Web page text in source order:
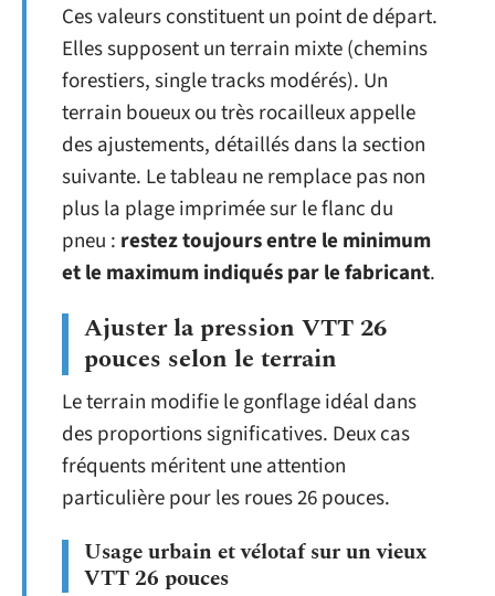
Ces valeurs constituent un point de départ.
Elles supposent un terrain mixte (chemins
forestiers, single tracks modérés). Un
terrain boueux ou très rocailleux appelle
des ajustements, détaillés dans la section
suivante. Le tableau ne remplace pas non
plus la plage imprimée sur le flanc du
pneu : restez toujours entre le minimum
et le maximum indiqués par le fabricant.
Ajuster la pression VTT 26
pouces selon le terrain
Le terrain modifie le gonflage idéal dans
des proportions significatives. Deux cas
fréquents méritent une attention
particulière pour les roues 26 pouces.
Usage urbain et vélotaf sur un vieux
VTT 26 pouces